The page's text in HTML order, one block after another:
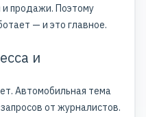
продажи. Поэтому
— и это главное.
и
Автомобильная тема
от журналистов.